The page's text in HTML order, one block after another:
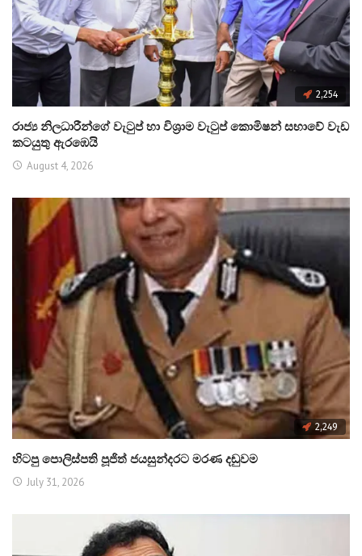
2,254
රාජ්‍ය නිලධාරීන්ගේ වැටුප් හා විශ්‍රාම වැටුප් කොමිෂන් සභාවේ වැඩ
කටයුතු ඇරඹෙයි
August 4, 2026
2,249
හිටපු පොලිස්පති පූජිත් ජයසුන්දරට මරණ දඬුවම
July 31, 2026